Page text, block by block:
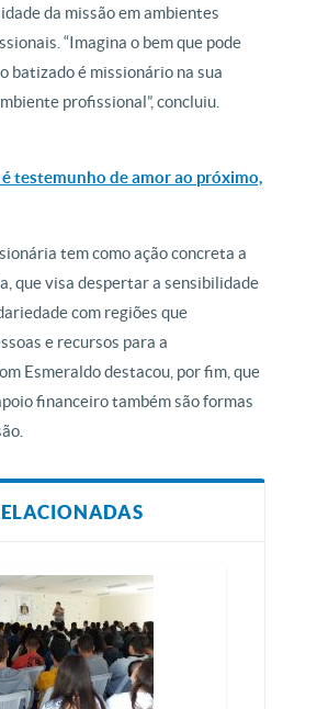
da missão em ambientes
“Imagina o bem que pode
batizado é missionário na sua
profissional”, concluiu.
testemunho de amor ao próximo,
tem como ação concreta a
que visa despertar a sensibilidade
com regiões que
e recursos para a
Esmeraldo destacou, por fim, que
financeiro também são formas